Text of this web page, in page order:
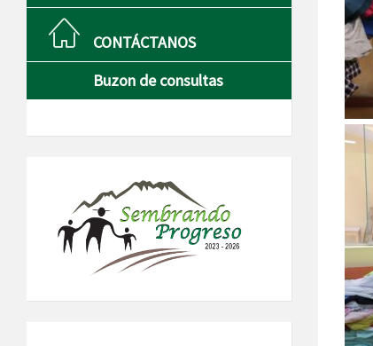
CONTÁCTANOS
Buzon de consultas